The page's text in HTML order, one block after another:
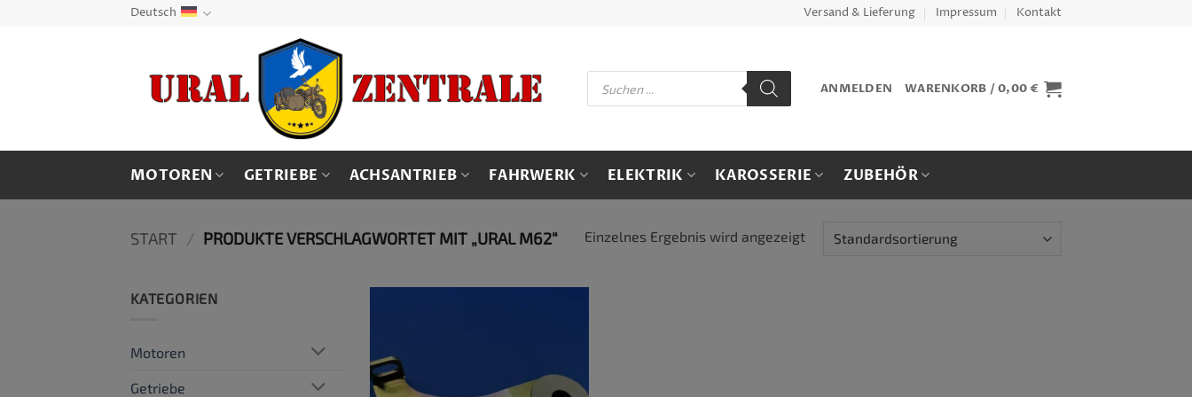
Deutsch Versand & Lieferung Impressum Kontakt
Products
search
ANMELDEN WARENKORB /0,00 €
MOTOREN GETRIEBE ACHSANTRIEB FAHRWERK ELEKTRIK KAROSSERIE ZUBEHÖR
START / PRODUKTE VERSCHLAGWORTET MIT „URAL M62“ Einzelnes Ergebnis wird angezeigt
KATEGORIEN
Motoren
Getriebe